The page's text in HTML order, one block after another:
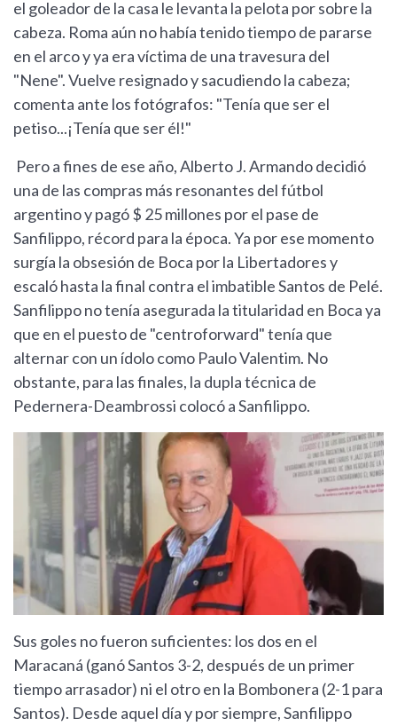
el goleador de la casa le levanta la pelota por sobre la
cabeza. Roma aún no había tenido tiempo de pararse
en el arco y ya era víctima de una travesura del
"Nene". Vuelve resignado y sacudiendo la cabeza;
comenta ante los fotógrafos: "Tenía que ser el
petiso...¡Tenía que ser él!"
Pero a fines de ese año, Alberto J. Armando decidió
una de las compras más resonantes del fútbol
argentino y pagó $ 25 millones por el pase de
Sanfilippo, récord para la época. Ya por ese momento
surgía la obsesión de Boca por la Libertadores y
escaló hasta la final contra el imbatible Santos de Pelé.
Sanfilippo no tenía asegurada la titularidad en Boca ya
que en el puesto de "centroforward" tenía que
alternar con un ídolo como Paulo Valentim. No
obstante, para las finales, la dupla técnica de
Pedernera-Deambrossi colocó a Sanfilippo.
Sus goles no fueron suficientes: los dos en el
Maracaná (ganó Santos 3-2, después de un primer
tiempo arrasador) ni el otro en la Bombonera (2-1 para
Santos). Desde aquel día y por siempre, Sanfilippo